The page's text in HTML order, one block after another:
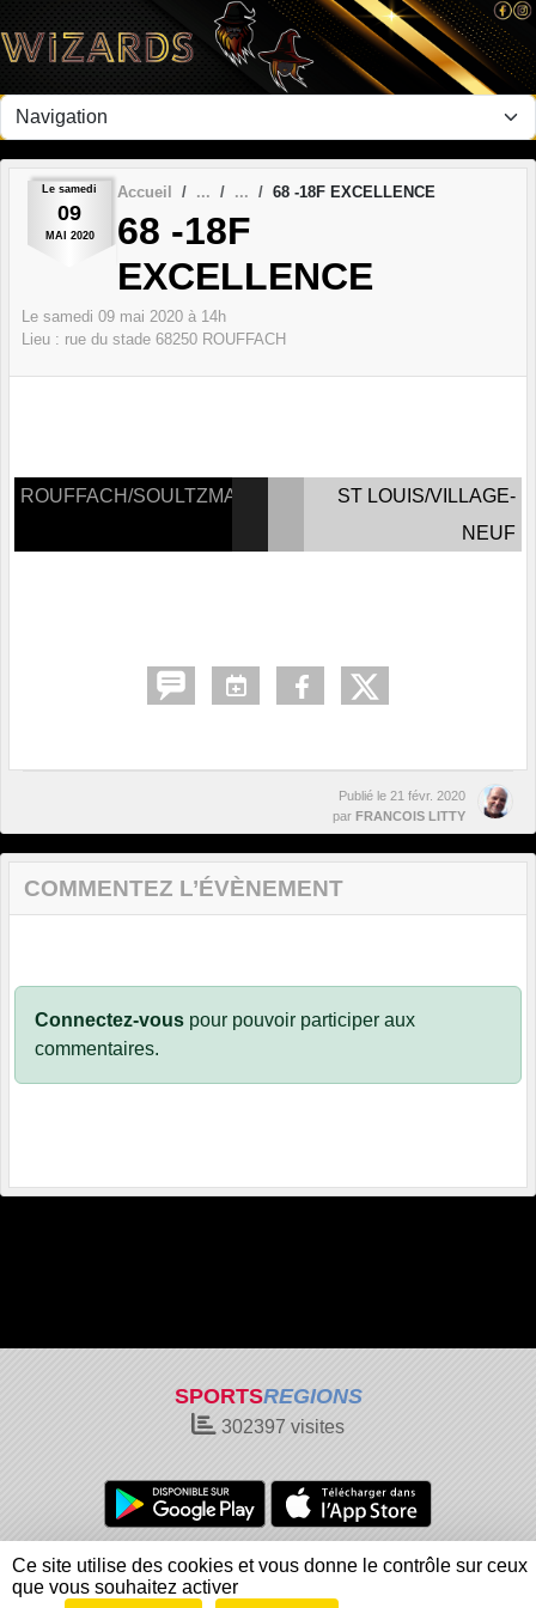
Le samedi
09
MAI 2020
Accueil 68 -18F EXCELLENCE
68 -18F
EXCELLENCE
Le samedi 09 mai 2020 à 14h
Lieu : rue du stade 68250 ROUFFACH
ROUFFACH/SOULTZMATT
ST LOUIS/VILLAGE-
NEUF
Publié le 21 févr. 2020
par FRANCOIS LITTY
COMMENTEZ L’ÉVÈNEMENT
Connectez-vous pour pouvoir participer aux
commentaires.
SPORTSREGIONS
302397 visites
Charte cookies
Gestion des cookies
Informations légales
Signaler un contenu inapproprié
Panneau de gestion des cookies
Ce site utilise des cookies et vous donne le contrôle sur ceux
que vous souhaitez activer